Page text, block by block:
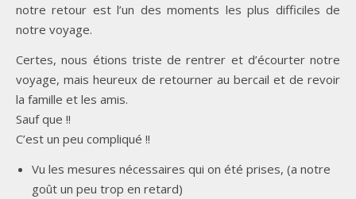
notre retour est l’un des moments les plus difficiles de
notre voyage.
Certes, nous étions triste de rentrer et d’écourter notre
voyage, mais heureux de retourner au bercail et de revoir
la famille et les amis.
Sauf que !!
C’est un peu compliqué !!
Vu les mesures nécessaires qui on été prises, (a notre
goût un peu trop en retard)